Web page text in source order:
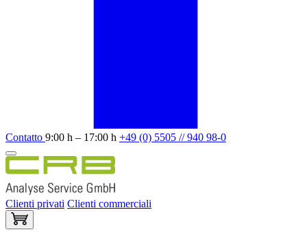
Contatto 9:00 h – 17:00 h +49 (0) 5505 // 940 98-0
Clienti privati Clienti commerciali